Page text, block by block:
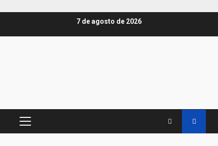
7 de agosto de 2026
MENÚ